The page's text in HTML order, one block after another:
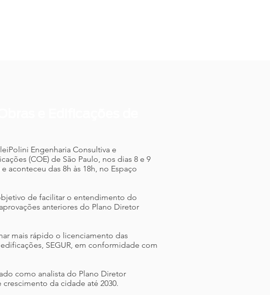
Engenharia Consultiva e
(COE) de São Paulo, nos dias 8 e 9
aconteceu das 8h às 18h, no Espaço
de facilitar o entendimento do
anteriores do Plano Diretor
mais rápido o licenciamento das
SEGUR, em conformidade com
como analista do Plano Diretor
da cidade até 2030.